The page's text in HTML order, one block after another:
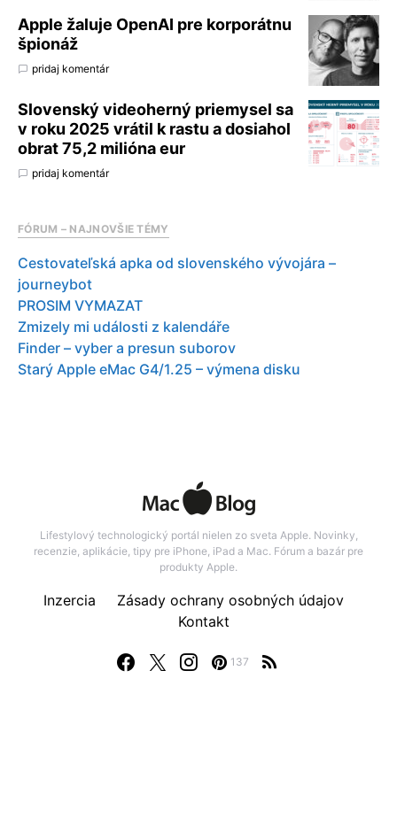
Apple žaluje OpenAI pre korporátnu
špionáž
pridaj komentár
Slovenský videoherný priemysel sa
v roku 2025 vrátil k rastu a dosiahol
obrat 75,2 milióna eur
pridaj komentár
FÓRUM – NAJNOVŠIE TÉMY
Cestovateľská apka od slovenského vývojára –
journeybot
PROSIM VYMAZAT
Zmizely mi události z kalendáře
Finder – vyber a presun suborov
Starý Apple eMac G4/1.25 – výmena disku
Lifestylový technologický portál nielen zo sveta Apple. Novinky,
recenzie, aplikácie, tipy pre iPhone, iPad a Mac. Fórum a bazár pre
produkty Apple.
137
Inzercia
Zásady ochrany osobných údajov
Kontakt